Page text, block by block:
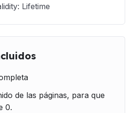
Lifetime
de las páginas, para que
0.